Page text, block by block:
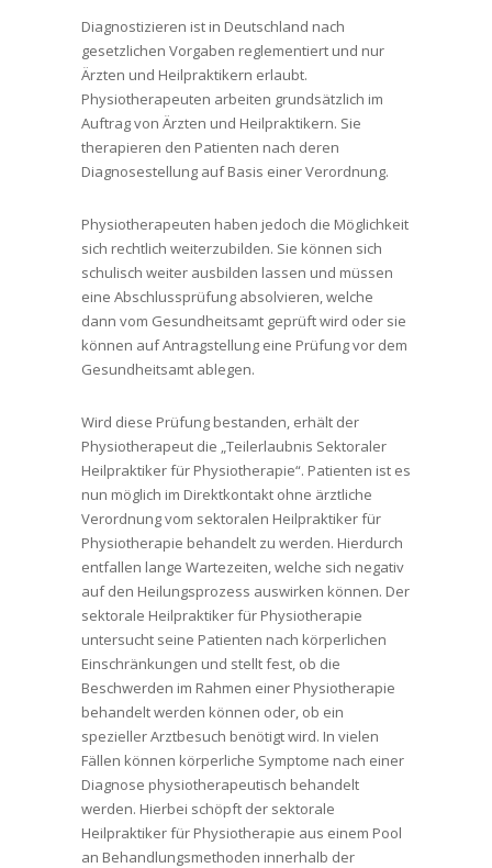
Diagnostizieren ist in Deutschland nach
gesetzlichen Vorgaben reglementiert und nur
Ärzten und Heilpraktikern erlaubt.
Physiotherapeuten arbeiten grundsätzlich im
Auftrag von Ärzten und Heilpraktikern. Sie
therapieren den Patienten nach deren
Diagnosestellung auf Basis einer Verordnung.
Physiotherapeuten haben jedoch die Möglichkeit
sich rechtlich weiterzubilden. Sie können sich
schulisch weiter ausbilden lassen und müssen
eine Abschlussprüfung absolvieren, welche
dann vom Gesundheitsamt geprüft wird oder sie
können auf Antragstellung eine Prüfung vor dem
Gesundheitsamt ablegen.
Wird diese Prüfung bestanden, erhält der
Physiotherapeut die „Teilerlaubnis Sektoraler
Heilpraktiker für Physiotherapie“. Patienten ist es
nun möglich im Direktkontakt ohne ärztliche
Verordnung vom sektoralen Heilpraktiker für
Physiotherapie behandelt zu werden. Hierdurch
entfallen lange Wartezeiten, welche sich negativ
auf den Heilungsprozess auswirken können. Der
sektorale Heilpraktiker für Physiotherapie
untersucht seine Patienten nach körperlichen
Einschränkungen und stellt fest, ob die
Beschwerden im Rahmen einer Physiotherapie
behandelt werden können oder, ob ein
spezieller Arztbesuch benötigt wird. In vielen
Fällen können körperliche Symptome nach einer
Diagnose physiotherapeutisch behandelt
werden. Hierbei schöpft der sektorale
Heilpraktiker für Physiotherapie aus einem Pool
an Behandlungsmethoden innerhalb der